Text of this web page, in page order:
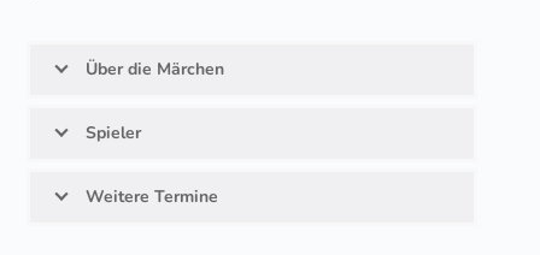
Über die Märchen
Spieler
Weitere Termine